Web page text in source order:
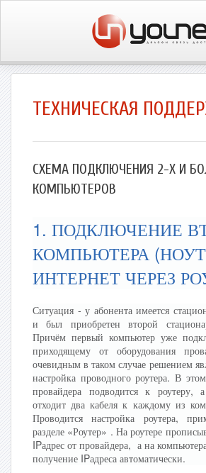
ТЕХНИЧЕСКАЯ
СХЕМА ПОДКЛЮЧЕНИЯ 2-Х И
КОМПЬЮТЕРОВ
1. ПОДКЛЮЧЕНИЕ
КОМПЬЮТЕРА
ИНТЕРНЕТ ЧЕРЕЗ
Ситуация - у абонента имеется
и был приобретен второй
Причём первый компьютер уже
приходящему от оборудования
очевидным в таком случае решением
настройка проводного роутера. В
провайдера подводится к роутеру,
отходит два кабеля к каждому из
Проводится настройка роутера,
разделе «Роутер» . На роутере
IPадрес от провайдера, а на
получение IPадреса автоматически.